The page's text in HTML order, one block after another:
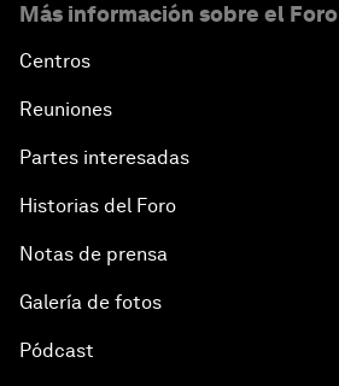
Más información sobre el Foro
Centros
Reuniones
Partes interesadas
Historias del Foro
Notas de prensa
Galería de fotos
Pódcast